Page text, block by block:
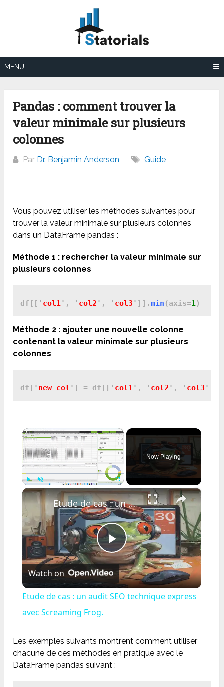
MENU
Pandas : comment trouver la
valeur minimale sur plusieurs
colonnes
Par Dr. Benjamin Anderson Guide
Vous pouvez utiliser les méthodes suivantes pour
trouver la valeur minimale sur plusieurs colonnes
dans un DataFrame pandas :
Méthode 1 : rechercher la valeur minimale sur
plusieurs colonnes
df[[' col1', ' col2 ', ' col3 ']].min (axis=1
Méthode 2 : ajouter une nouvelle colonne
contenant la valeur minimale sur plusieurs
colonnes
df[' new_col '] = df[[' col1', ' col2 ', ' col3 ']].
×
Play Unmute
Now Playing
×
Play
Video
Etude de cas : un audit SEO technique express avec Screaming Frog.
Watch on
Etude de cas : un audit SEO technique express
avec Screaming Frog.
Les exemples suivants montrent comment utiliser
chacune de ces méthodes en pratique avec le
DataFrame pandas suivant :